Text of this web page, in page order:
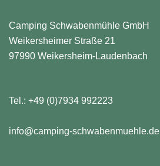
Camping Schwabenmühle GmbH
Weikersheimer Straße 21
97990 Weikersheim-Laudenbach
Tel.: +49 (0)7934 992223
info@camping-schwabenmuehle.de